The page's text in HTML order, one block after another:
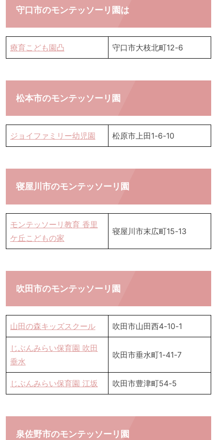
守口市のモンテッソーリ園は
療育こども園凸 守口市大枝北町12-6
松本市のモンテッソーリ園
ジョイファミリー幼児園 松原市上田1-6-10
寝屋川市のモンテッソーリ園
モンテッソーリ教育 香里
ケ丘こどもの家
寝屋川市末広町15-13
吹田市のモンテッソーリ園
山田の森キッズスクール 吹田市山田西4-10-1
じぶんみらい保育園 吹田
垂水
吹田市垂水町1-41-7
じぶんみらい保育園 江坂 吹田市豊津町54-5
泉佐野市のモンテッソーリ園